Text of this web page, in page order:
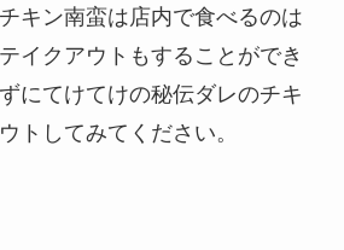
キン南蛮は店内で食べるのは
イクアウトもすることができ
にてけてけの秘伝ダレのチキ
トしてみてください。